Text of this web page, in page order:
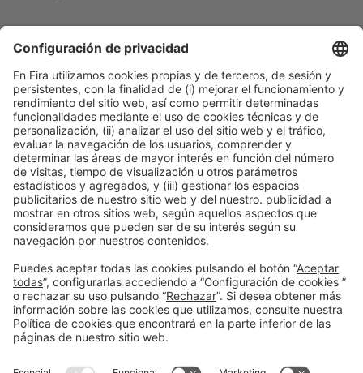
Ponentes
SPEAKER
Alexis Garcia
Co-Fundador
100% Pan y Pastelería